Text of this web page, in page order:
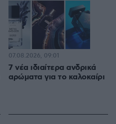
7 νέα ιδιαίτερα ανδρικά
αρώματα για το καλοκαίρι
07.08.2026, 09:01